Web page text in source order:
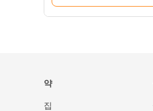
약
집